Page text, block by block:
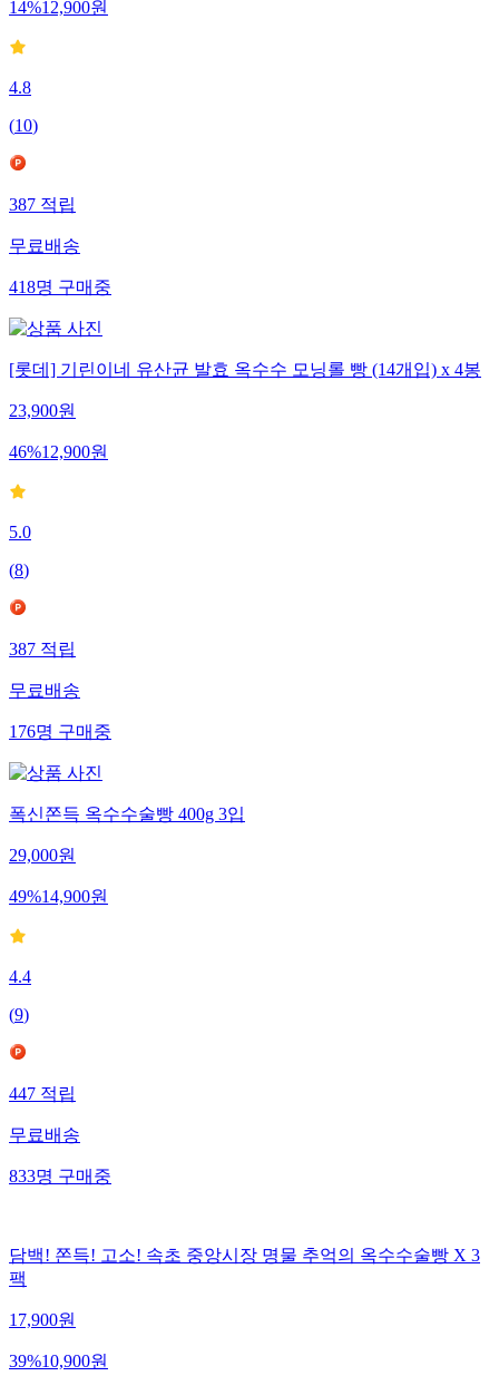
14%12,900원
4.8
(10)
387적립
무료배송
418명구매중
[롯데] 기린이네 유산균 발효 옥수수 모닝롤 빵 (14개입) x 4봉
23,900원
46%12,900원
5.0
(8)
387적립
무료배송
176명구매중
폭신쫀득 옥수수술빵 400g 3입
29,000원
49%14,900원
4.4
(9)
447적립
무료배송
833명구매중
담백! 쫀득! 고소! 속초 중앙시장 명물 추억의 옥수수술빵 X 3
팩
17,900원
39%10,900원